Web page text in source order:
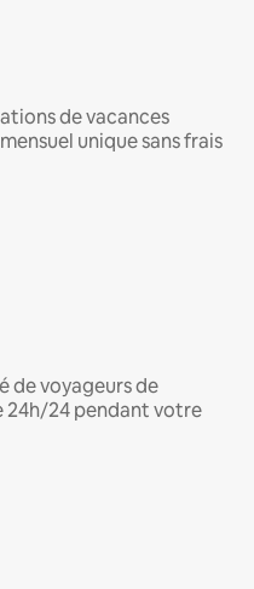
de vacances
unique sans frais
de voyageurs de
24h/24 pendant votre